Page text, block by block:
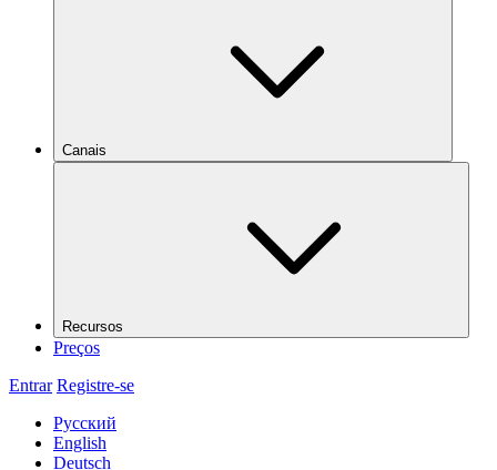
Canais
Recursos
Preços
Entrar Registre-se
Русский
English
Deutsch